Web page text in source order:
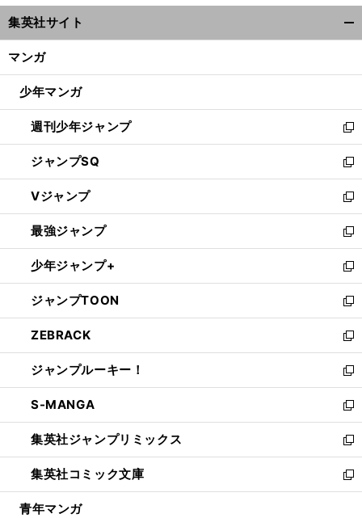
ウ
ィ
ン
ウ
開
く
集英社サイト
マンガ
少年マンガ
週刊少年ジャンプ
新
し
い
ウ
ィ
ン
ド
ウ
で
開
く
ジャンプSQ
新
し
い
ウ
ィ
ン
ド
ウ
で
開
く
Vジャンプ
新
し
い
ウ
ィ
ン
ド
ウ
で
開
く
最強ジャンプ
新
し
い
ウ
ィ
ン
ド
ウ
で
開
く
少年ジャンプ+
新
し
い
ウ
ィ
ン
ド
ウ
で
開
く
ジャンプTOON
新
し
い
ウ
ィ
ン
ド
ウ
で
開
く
ZEBRACK
新
し
い
ウ
ィ
ン
ド
ウ
で
開
ジャンプルーキー！
新
し
い
ウ
ィ
ン
ド
ウ
S-MANGA
新
し
い
ウ
ィ
ン
集英社ジャンプリミックス
新
し
い
ウ
集英社コミック文庫
新
し
青年マンガ